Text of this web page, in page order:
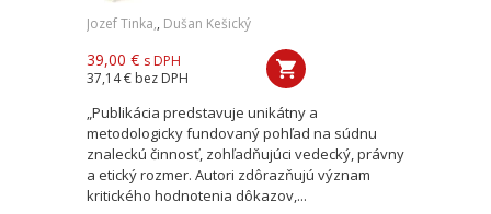
Jozef Tinka,, Dušan Kešický
39,00 € s DPH
37,14 € bez DPH
„Publikácia predstavuje unikátny a
metodologicky fundovaný pohľad na súdnu
znaleckú činnosť, zohľadňujúci vedecký, právny
a etický rozmer. Autori zdôrazňujú význam
kritického hodnotenia dôkazov,...